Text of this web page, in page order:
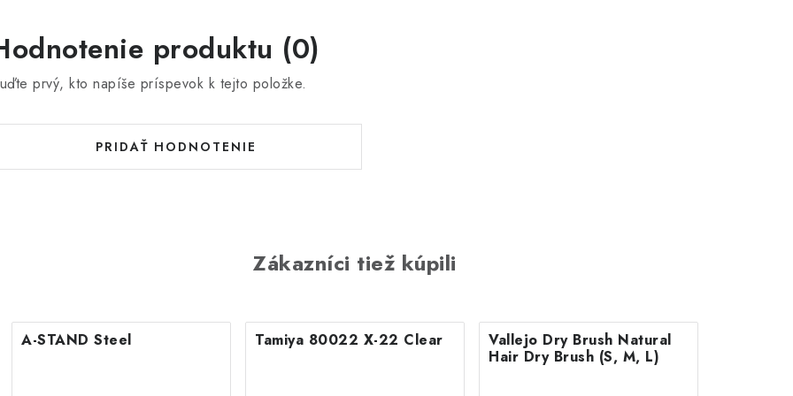
produktu (0)
prvý, kto napíše príspevok k tejto položke.
PRIDAŤ HODNOTENIE
Zákazníci tiež kúpili
A-STAND Steel Tamiya 80022 X-22 Clear
Vallejo Dry Brush Natural
Hair Dry Brush (S, M, L)